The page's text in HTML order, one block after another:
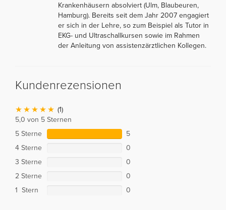
Krankenhäusern absolviert (Ulm, Blaubeuren,
Hamburg). Bereits seit dem Jahr 2007 engagiert
er sich in der Lehre, so zum Beispiel als Tutor in
EKG- und Ultraschallkursen sowie im Rahmen
der Anleitung von assistenzärztlichen Kollegen.
Kundenrezensionen
(1)
5,0 von 5 Sternen
5 Sterne
5
4 Sterne
0
3 Sterne
0
2 Sterne
0
1 Stern
0